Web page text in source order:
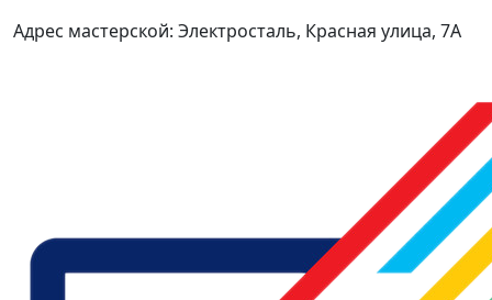
Адрес мастерской: Электросталь, Красная улица, 7А